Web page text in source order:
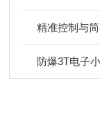
防爆3T电子